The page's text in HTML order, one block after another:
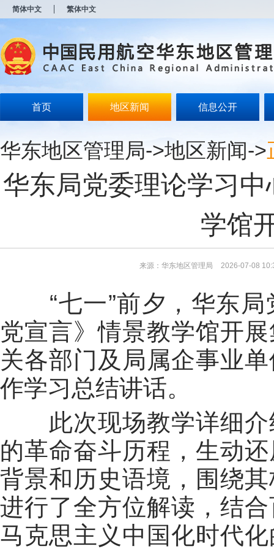
简体中文 繁体中文
首页 地区新闻 信息公开
华东地区管理局->地区新闻->
华东局党委理论学习
学馆
来源：华东地区管理局 2026-07-08
“七一”前夕，华东局
党宣言》情景教学馆开
关各部门及局属企事业
作学习总结讲话。
此次现场教学详细介
的革命奋斗历程，生动
背景和历史语境，围绕
进行了全方位解读，结
马克思主义中国化时代
开
无
障
说
Alt
加
浪
键
模